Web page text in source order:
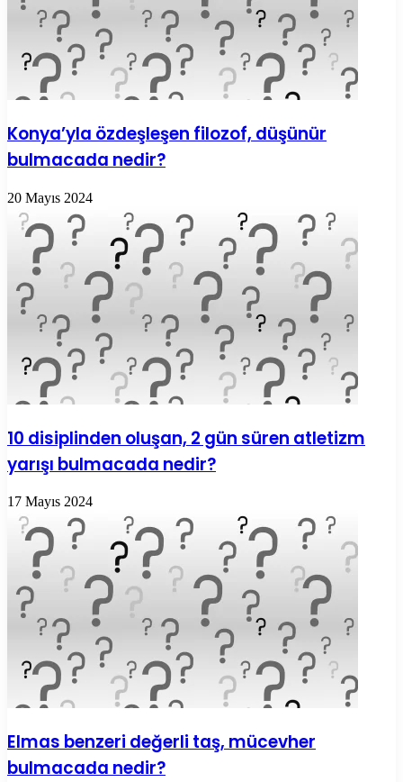
Konya’yla özdeşleşen filozof, düşünür
bulmacada nedir?
20 Mayıs 2024
10 disiplinden oluşan, 2 gün süren atletizm
yarışı bulmacada nedir?
17 Mayıs 2024
Elmas benzeri değerli taş, mücevher
bulmacada nedir?